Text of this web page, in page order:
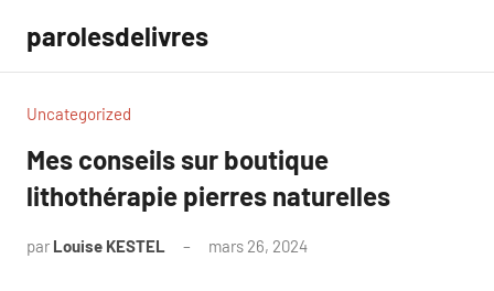
contenu
parolesdelivres
Uncategorized
Mes conseils sur boutique
lithothérapie pierres naturelles
par Louise KESTEL mars 26, 2024